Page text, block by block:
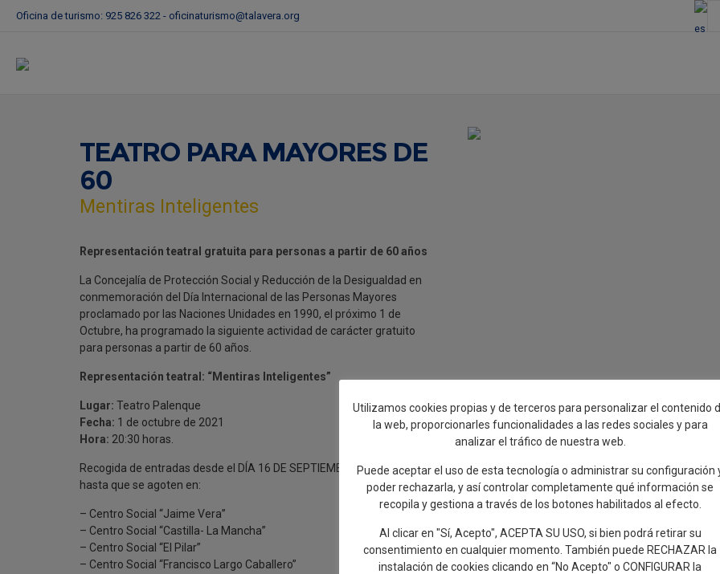
Oficina de turismo: 925 826 322 - oficinaturismo@talavera.org
TEATRO PARA MAYORES DE
60
Mentiras Inteligentes
Representación teatral gratuita para personas a partir de 60 años
La Concejalía de Protección Social y Reducción de la Desigualdad en
conmemoración del Día Internacional de las Personas Mayores
proclamado por las Naciones Unidades en 1990, el próximo 1 de
Octubre, ha programado la siguiente actividad de carácter gratuito
para personas a partir de 60 años.
Representación teatral: “Mentiras Inteligentes”
Lugar: Teatro Palenque
Fecha: 1 de octubre de 2021
Hora: 20:30 horas.
Recogida de entradas desde el DÍA 16 DE SEPTIEMBRE DE 2021 y
hasta que se agoten en:
– Centro Social “Jaime Vera”
– Centro Social “Castilla- La Mancha”
– Centro Social “El Pilar”
– Centro Social “Francisco Largo Caballero”
Utilizamos cookies propias y de terceros para personalizar el contenido
la web, proporcionarles funcionalidades a las redes sociales y para
analizar el tráfico de nuestra web.
Puede aceptar el uso de esta tecnología o administrar su configuración
poder rechazarla, y así controlar completamente qué información se
recopila y gestiona a través de los botones habilitados al efecto.
Al clicar en "Sí, Acepto", ACEPTA SU USO, si bien podrá retirar su
consentimiento en cualquier momento. También puede RECHAZAR la
instalación de cookies clicando en “No Acepto" o CONFIGURAR la